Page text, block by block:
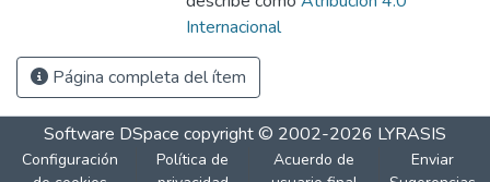
Internacional
Página completa del ítem
Software DSpace copyright © 2002-2026 LYRASIS
Configuración
Política de
Acuerdo de
Enviar